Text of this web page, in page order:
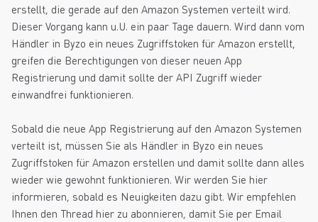
erstellt, die gerade auf den Amazon Systemen verteilt wird.
Dieser Vorgang kann u.U. ein paar Tage dauern. Wird dann vom
Händler in Byzo ein neues Zugriffstoken für Amazon erstellt,
greifen die Berechtigungen von dieser neuen App
Registrierung und damit sollte der API Zugriff wieder
einwandfrei funktionieren.
Sobald die neue App Registrierung auf den Amazon Systemen
verteilt ist, müssen Sie als Händler in Byzo ein neues
Zugriffstoken für Amazon erstellen und damit sollte dann alles
wieder wie gewohnt funktionieren. Wir werden Sie hier
informieren, sobald es Neuigkeiten dazu gibt. Wir empfehlen
Ihnen den Thread hier zu abonnieren, damit Sie per Email